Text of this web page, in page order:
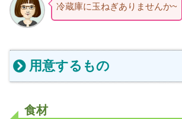
冷蔵庫に玉ねぎありませんか~
用意するもの
食材